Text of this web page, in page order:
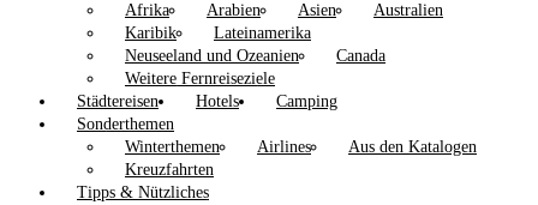
Afrika
Arabien Asien
Australien
Karibik
Lateinamerika
Neuseeland und Ozeanien
Canada
Weitere Fernreiseziele
Städtereisen
Hotels
Camping
Sonderthemen
Winterthemen
Airlines
Aus den Katalogen
Kreuzfahrten
Tipps & Nützliches